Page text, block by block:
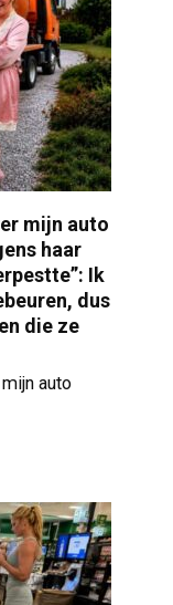
mijn auto
haar
Ik
dus
die ze
auto